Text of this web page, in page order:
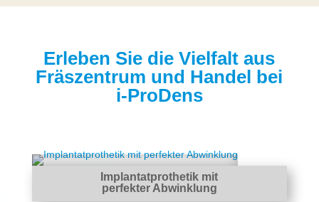
Erleben Sie die Vielfalt aus
Fräszentrum und Handel bei
i-ProDens
Implantatprothetik mit
perfekter Abwinklung